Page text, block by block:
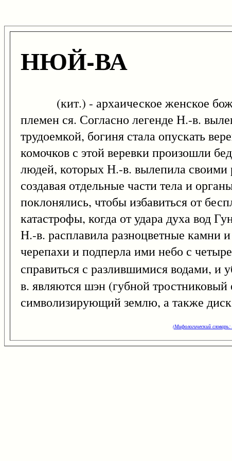
НЮЙ-ВА
(кит.) - архаическое женское
племен ся. Согласно легенде Н.-в.
трудоемкой, богиня стала опускать
комочков с этой веревки произошли
людей, которых Н.-в. вылепила своими
создавая отдельные части тела и
поклонялись, чтобы избавиться от
катастрофы, когда от удара духа вод
Н.-в. расплавила разноцветные камни
черепахи и подперла ими небо с
справиться с разлившимися водами, и
в. являются шэн (губной тростниковый
символизирующий землю, а также
(Мифологический